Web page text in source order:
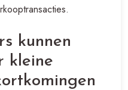
kunnen
kleine